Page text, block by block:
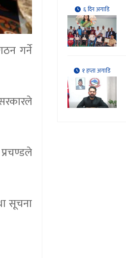
गर्ने
सूचना
६ दिन अगाडि
१ हप्ता अगाडि